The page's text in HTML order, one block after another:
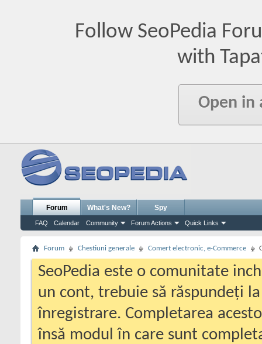
Follow SeoPedia
with
Open in
Forum
FAQ Calendar Community Forum Actions Quick Links
What's New? Spy
Forum Chestiuni generale Comert electronic, e-Commerce
SeoPedia este o comunitate
un cont, trebuie să răspundeți
înregistrare. Completarea
însă modul în care sunt